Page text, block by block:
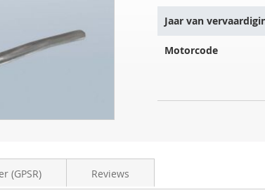
volgende
Jaar van
Motorcode
(GPSR) Reviews